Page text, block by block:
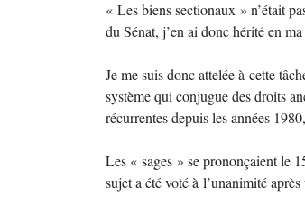
« Les biens sectionaux » n’était
du Sénat, j’en ai donc hérité en
Je me suis donc attelée à cette
système qui conjugue des droits
récurrentes depuis les années
Les « sages » se prononçaient le
sujet a été voté à l’unanimité